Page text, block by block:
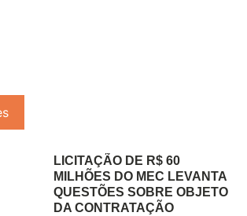
LICITAÇÃO DE R$ 60
MILHÕES DO MEC LEVANTA
QUESTÕES SOBRE OBJETO
DA CONTRATAÇÃO